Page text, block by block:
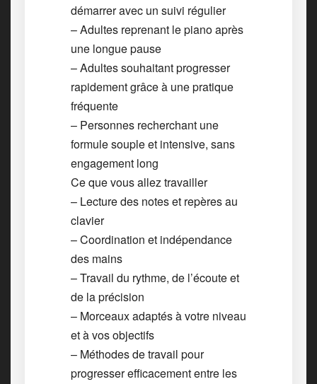
démarrer avec un suivi régulier
– Adultes reprenant le piano après
une longue pause
– Adultes souhaitant progresser
rapidement grâce à une pratique
fréquente
– Personnes recherchant une
formule souple et intensive, sans
engagement long
Ce que vous allez travailler
– Lecture des notes et repères au
clavier
– Coordination et indépendance
des mains
– Travail du rythme, de l’écoute et
de la précision
– Morceaux adaptés à votre niveau
et à vos objectifs
– Méthodes de travail pour
progresser efficacement entre les